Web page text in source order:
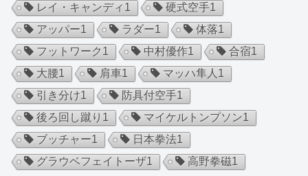
レイ・キャンディ 1 硬式空手1
アッパー1 ラダー1 体落1
フットワーク1 中村優作1 合宿1
大腰1 肩車1 マッハ隼人 1
引き分け1 防具付空手1
後ろ回し蹴り 1 マイケルトンプソン1
ブッチャー1 日本拳法1
グラウベフェイトーザ1 高野拳磁1